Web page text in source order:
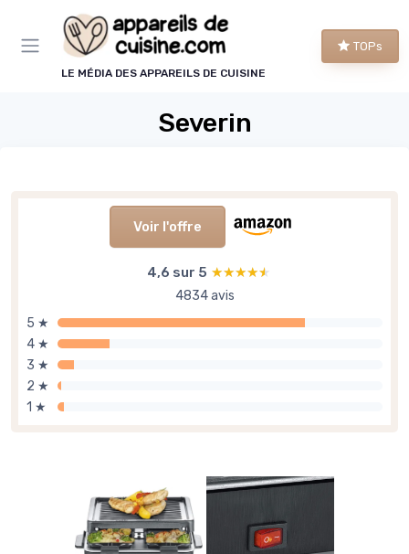
LE MÉDIA DES APPAREILS DE CUISINE
TOPs
Severin
Voir l'offre
4,6 sur 5 ★★★★★
★★★★★
4834 avis
5 ★
4 ★
3 ★
2 ★
1 ★
Panneau de gestion des cookies